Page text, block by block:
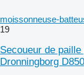
moissonneuse-
19
Secoueur de
Dronningborg